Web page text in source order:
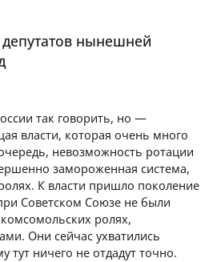
нынешней
так говорить, но —
власти, которая очень много
невозможность ротации
замороженная система,
К власти пришло поколение
Советском Союзе не были
ролях,
Они сейчас ухватились
тут ничего не отдадут точно.